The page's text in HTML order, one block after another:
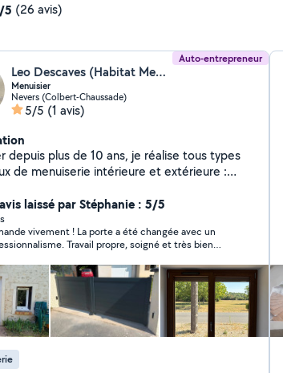
5 (26 avis)
Auto-entrepreneur
Leo Descaves (Habitat Menuiserie)
Menuisier
Nevers (Colbert-Chaussade)
5/5 (1 avis)
depuis plus de 10 ans, je réalise tous types
de menuiserie intérieure et extérieure :
aussi dans la rénovation globale intérieure :
isolation, aménagement, finitions
un
N'hésitez pas à me contacter
projets, petits ou grands.
laissé par Stéphanie : 5/5
vivement ! La porte a été changée avec un
Travail propre, soigné et très bien
efficace, la personne est ponctuelle,
et très agréable. C’est rassurant de tomber sur
sérieux et compétent. Merci encore pour ce
je referai appel à vous sans hésiter !